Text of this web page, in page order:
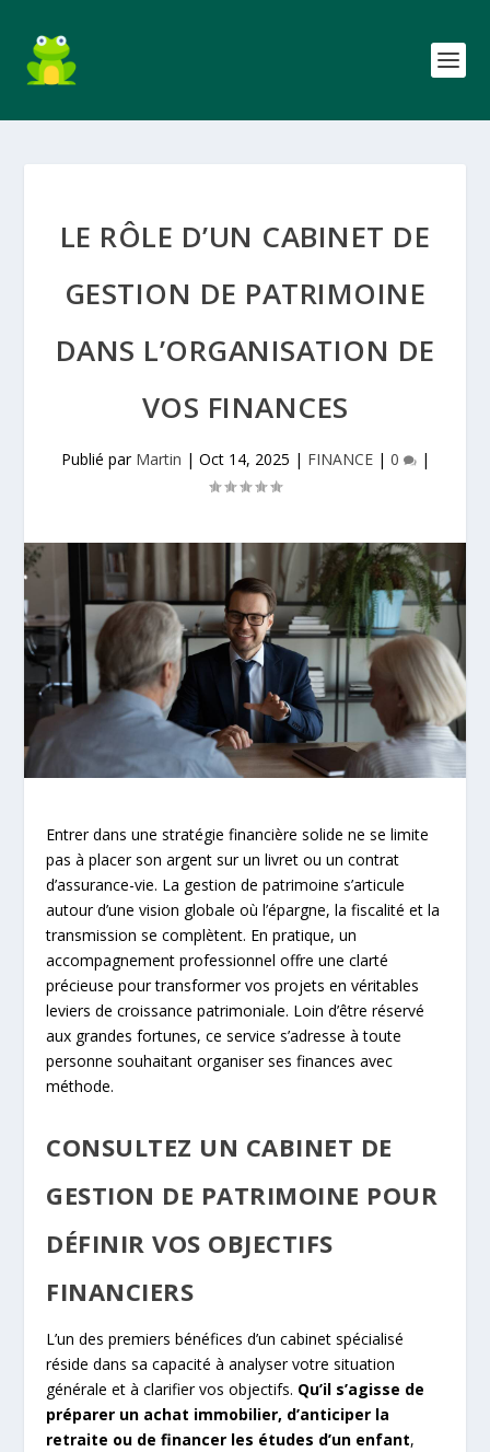
LE RÔLE D’UN CABINET DE
GESTION DE PATRIMOINE
DANS L’ORGANISATION DE
VOS FINANCES
Publié par Martin | Oct 14, 2025 | FINANCE| 0 |
Entrer dans une stratégie financière solide ne se limite
pas à placer son argent sur un livret ou un contrat
d’assurance-vie. La gestion de patrimoine s’articule
autour d’une vision globale où l’épargne, la fiscalité et la
transmission se complètent. En pratique, un
accompagnement professionnel offre une clarté
précieuse pour transformer vos projets en véritables
leviers de croissance patrimoniale. Loin d’être réservé
aux grandes fortunes, ce service s’adresse à toute
personne souhaitant organiser ses finances avec
méthode.
CONSULTEZ UN CABINET DE
GESTION DE PATRIMOINE POUR
DÉFINIR VOS OBJECTIFS
FINANCIERS
L’un des premiers bénéfices d’un cabinet spécialisé
réside dans sa capacité à analyser votre situation
générale et à clarifier vos objectifs. Qu’il s’agisse de
préparer un achat immobilier, d’anticiper la
retraite ou de financer les études d’un enfant,